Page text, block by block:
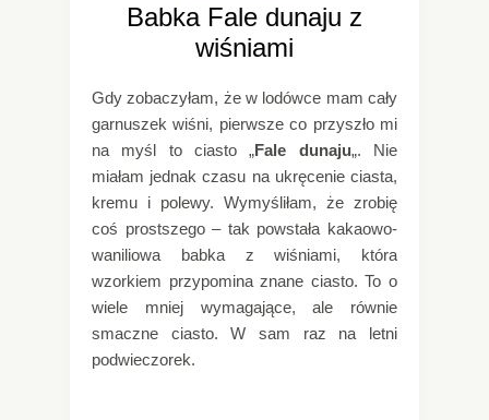
Babka Fale dunaju z
wiśniami
Gdy zobaczyłam, że w lodówce mam cały
garnuszek wiśni, pierwsze co przyszło mi
na myśl to ciasto „Fale dunaju„. Nie
miałam jednak czasu na ukręcenie ciasta,
kremu i polewy. Wymyśliłam, że zrobię
coś prostszego – tak powstała kakaowo-
waniliowa babka z wiśniami, która
wzorkiem przypomina znane ciasto. To o
wiele mniej wymagające, ale równie
smaczne ciasto. W sam raz na letni
podwieczorek.